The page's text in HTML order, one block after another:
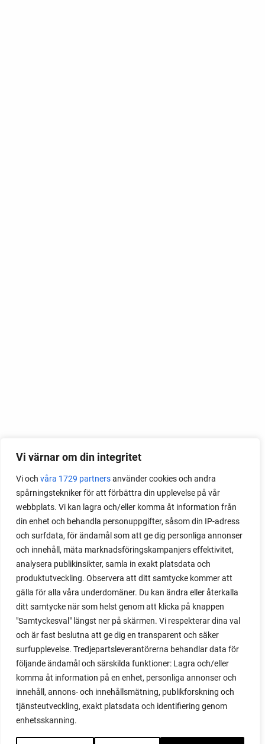
Vi värnar om din integritet
Vi och våra 1729 partnersanvänder cookies och andra
spårningstekniker för att förbättra din upplevelse på vår
webbplats. Vi kan lagra och/eller komma åt information från
din enhet och behandla personuppgifter, såsom din IP-adress
och surfdata, för ändamål som att ge dig personliga annonser
och innehåll, mäta marknadsföringskampanjers effektivitet,
analysera publikinsikter, samla in exakt platsdata och
produktutveckling. Observera att ditt samtycke kommer att
gälla för alla våra underdomäner. Du kan ändra eller återkalla
ditt samtycke när som helst genom att klicka på knappen
"Samtyckesval" längst ner på skärmen. Vi respekterar dina val
och är fast beslutna att ge dig en transparent och säker
surfupplevelse. Tredjepartsleverantörerna behandlar data för
följande ändamål och särskilda funktioner: Lagra och/eller
komma åt information på en enhet, personliga annonser och
innehåll, annons- och innehållsmätning, publikforskning och
tjänsteutveckling, exakt platsdata och identifiering genom
enhetsskanning.